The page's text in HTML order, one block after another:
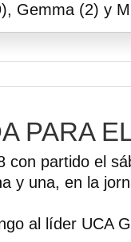
Gemma (2) y
PARA
con partido el
y una, en la
al líder UCA